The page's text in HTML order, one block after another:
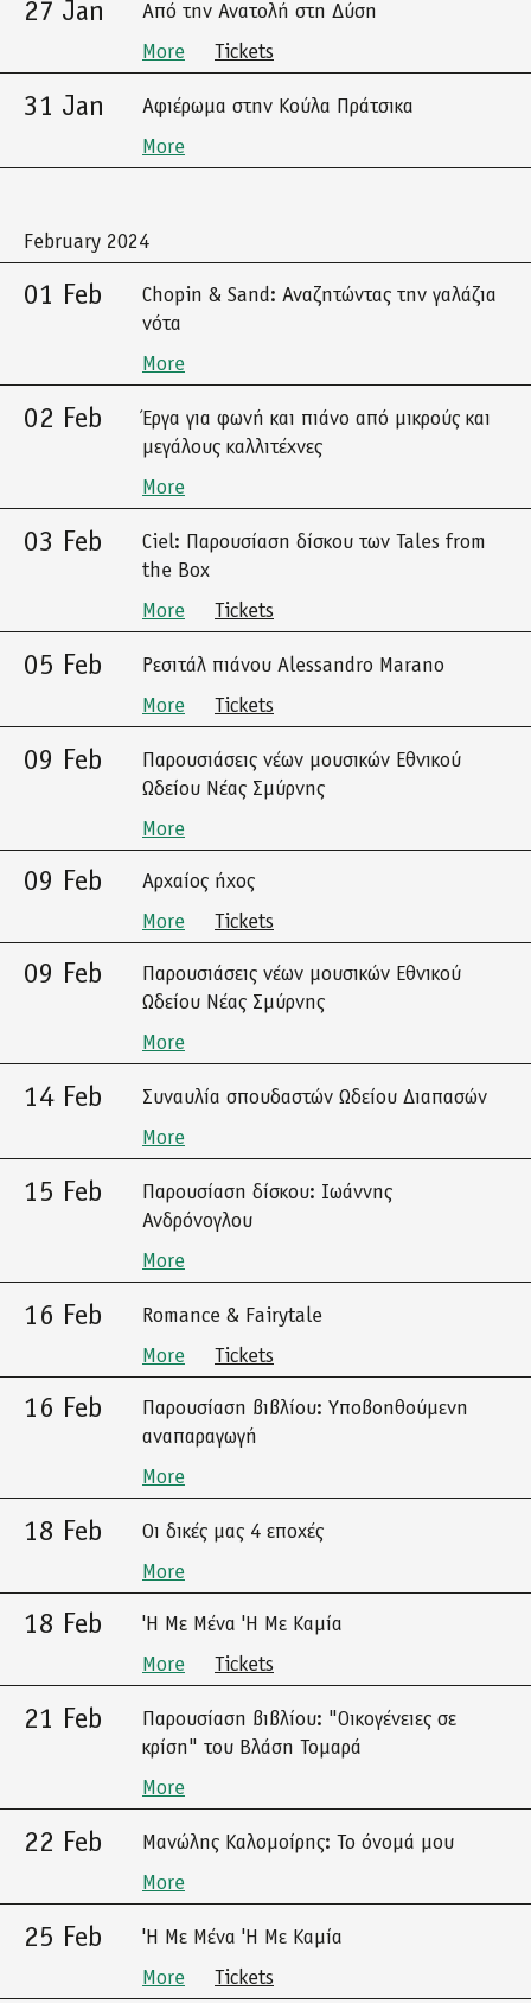
27 Jan
Από την Ανατολή στη Δύση
More
Tickets
31 Jan
Αφιέρωμα στην Κούλα Πράτσικα
More
February 2024
01 Feb
Chopin & Sand: Αναζητώντας την γαλάζια
νότα
More
02 Feb
Έργα για φωνή και πιάνο από μικρούς και
μεγάλους καλλιτέχνες
More
03 Feb
Ciel: Παρουσίαση δίσκου των Tales from
the Box
More
Tickets
05 Feb
Ρεσιτάλ πιάνου Alessandro Marano
More
Tickets
09 Feb
Παρουσιάσεις νέων μουσικών Εθνικού
Ωδείου Νέας Σμύρνης
More
09 Feb
Αρχαίος ήχος
More
Tickets
09 Feb
Παρουσιάσεις νέων μουσικών Εθνικού
Ωδείου Νέας Σμύρνης
More
14 Feb
Συναυλία σπουδαστών Ωδείου Διαπασών
More
15 Feb
Παρουσίαση δίσκου: Ιωάννης
Ανδρόνογλου
More
16 Feb
Romance & Fairytale
More
Tickets
16 Feb
Παρουσίαση βιβλίου: Υποβοηθούμενη
αναπαραγωγή
More
18 Feb
Οι δικές μας 4 εποχές
More
18 Feb
'Η Με Μένα 'Η Με Καμία
More
Tickets
21 Feb
Παρουσίαση βιβλίου: "Οικογένειες σε
κρίση" του Βλάση Τομαρά
More
22 Feb
Μανώλης Καλομοίρης: Το όνομά μου
More
25 Feb
'Η Με Μένα 'Η Με Καμία
More
Tickets